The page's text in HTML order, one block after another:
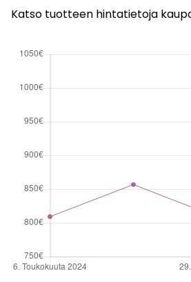
Katso tuotteen hintatietoja